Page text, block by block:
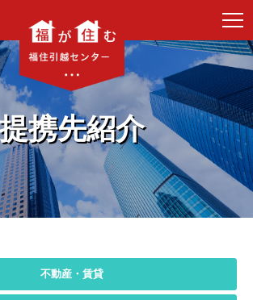
提携先紹介
不動産・賃貸